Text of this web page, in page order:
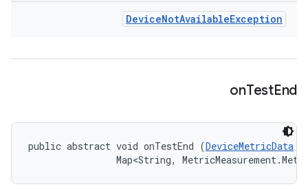
DeviceNotAvailableException
onTestEnd
public abstract void onTestEnd (DeviceMetricData
Map<String,